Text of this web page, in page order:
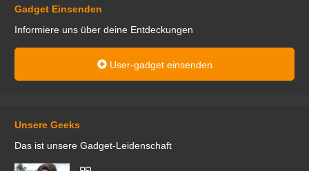
Gadget Einsenden
Informiere uns über deine Entdeckungen
User-gadget einsenden
Unsere Geeks
Das ist unsere Gadget-Leidenschaft